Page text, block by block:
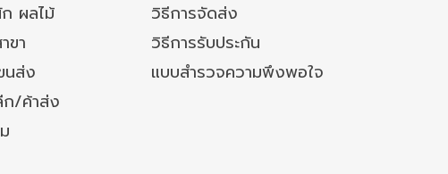
ผลไม้
วิธีการจัดส่ง
ขา
วิธีการรับประกัน
นส่ง
แบบสำรวจความพึงพอใจ
ก/ค้าส่ง